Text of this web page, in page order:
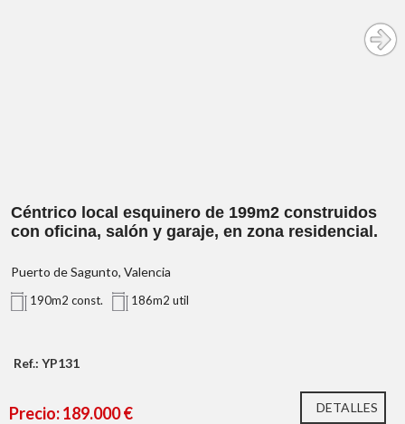
Céntrico local esquinero de 199m2 construidos
con oficina, salón y garaje, en zona residencial.
Puerto de Sagunto, Valencia
190m2 const. 186m2 util
Ref.: YP131
Precio: 189.000 € DETALLES